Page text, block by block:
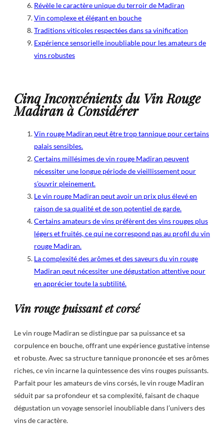
Révèle le caractère unique du terroir de Madiran
Vin complexe et élégant en bouche
Traditions viticoles respectées dans sa vinification
Expérience sensorielle inoubliable pour les amateurs de
vins robustes
Cinq Inconvénients du Vin Rouge
Madiran à Considérer
Vin rouge Madiran peut être trop tannique pour certains
palais sensibles.
Certains millésimes de vin rouge Madiran peuvent
nécessiter une longue période de vieillissement pour
s’ouvrir pleinement.
Le vin rouge Madiran peut avoir un prix plus élevé en
raison de sa qualité et de son potentiel de garde.
Certains amateurs de vins préfèrent des vins rouges plus
légers et fruités, ce qui ne correspond pas au profil du vin
rouge Madiran.
La complexité des arômes et des saveurs du vin rouge
Madiran peut nécessiter une dégustation attentive pour
en apprécier toute la subtilité.
Vin rouge puissant et corsé
Le vin rouge Madiran se distingue par sa puissance et sa
corpulence en bouche, offrant une expérience gustative intense
et robuste. Avec sa structure tannique prononcée et ses arômes
riches, ce vin incarne la quintessence des vins rouges puissants.
Parfait pour les amateurs de vins corsés, le vin rouge Madiran
séduit par sa profondeur et sa complexité, faisant de chaque
dégustation un voyage sensoriel inoubliable dans l’univers des
vins de caractère.